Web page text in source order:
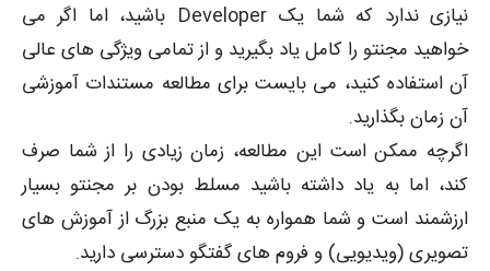
نیازی ندارد که شما یک Developer باشید، اما اگر می
خواهید مجنتو را کامل یاد بگیرید و از تمامی ویژگی های عالی
آن استفاده کنید، می بایست برای مطالعه مستندات آموزشی
آن زمان بگذارید.
اگرچه ممکن است این مطالعه، زمان زیادی را از شما صرف
کند، اما به یاد داشته باشید مسلط بودن بر مجنتو بسیار
ارزشمند است و شما همواره به یک منبع بزرگ از آموزش های
تصویری (ویدیویی) و فروم های گفتگو دسترسی دارید.